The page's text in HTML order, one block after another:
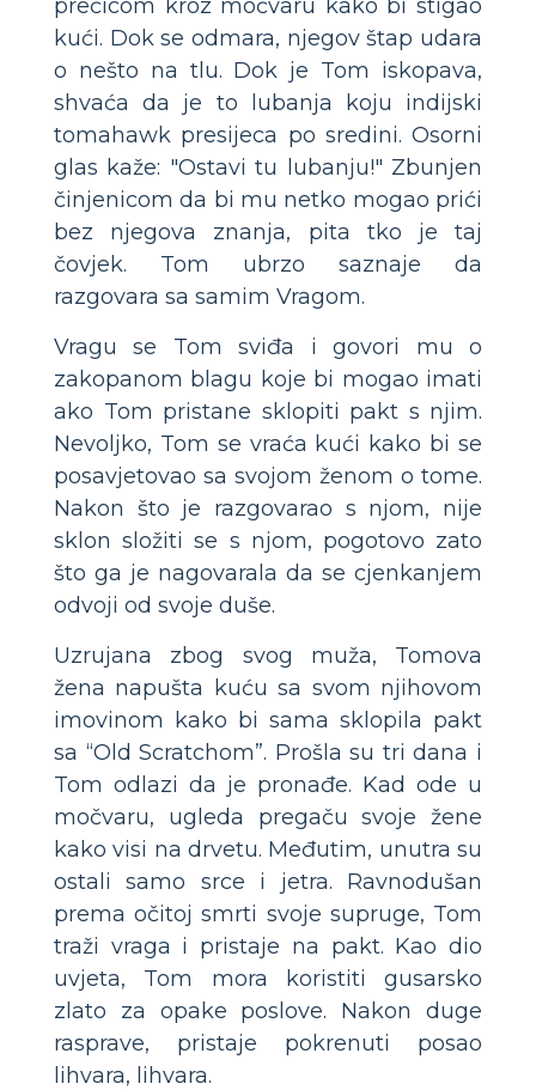
prečicom kroz močvaru kako bi stigao
kući. Dok se odmara, njegov štap udara
o nešto na tlu. Dok je Tom iskopava,
shvaća da je to lubanja koju indijski
tomahawk presijeca po sredini. Osorni
glas kaže: "Ostavi tu lubanju!" Zbunjen
činjenicom da bi mu netko mogao prići
bez njegova znanja, pita tko je taj
čovjek. Tom ubrzo saznaje da
razgovara sa samim Vragom.
Vragu se Tom sviđa i govori mu o
zakopanom blagu koje bi mogao imati
ako Tom pristane sklopiti pakt s njim.
Nevoljko, Tom se vraća kući kako bi se
posavjetovao sa svojom ženom o tome.
Nakon što je razgovarao s njom, nije
sklon složiti se s njom, pogotovo zato
što ga je nagovarala da se cjenkanjem
odvoji od svoje duše.
Uzrujana zbog svog muža, Tomova
žena napušta kuću sa svom njihovom
imovinom kako bi sama sklopila pakt
sa “Old Scratchom”. Prošla su tri dana i
Tom odlazi da je pronađe. Kad ode u
močvaru, ugleda pregaču svoje žene
kako visi na drvetu. Međutim, unutra su
ostali samo srce i jetra. Ravnodušan
prema očitoj smrti svoje supruge, Tom
traži vraga i pristaje na pakt. Kao dio
uvjeta, Tom mora koristiti gusarsko
zlato za opake poslove. Nakon duge
rasprave, pristaje pokrenuti posao
lihvara, lihvara.